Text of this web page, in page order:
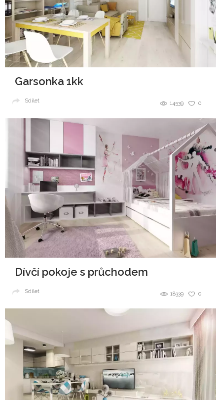
Garsonka 1kk
0
14539
Sdílet
Dívčí pokoje s průchodem
0
18339
Sdílet